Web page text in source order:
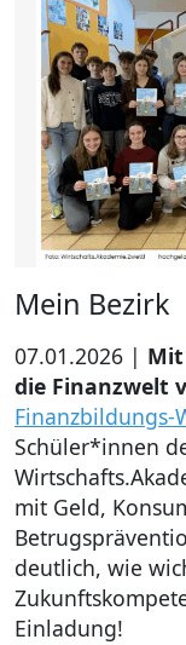
Mein Bezirk
07.01.2026 | Mit
die Finanzwelt
Finanzbildungs-
Schüler*innen
mit Geld,
deutlich, wie
Einladung!